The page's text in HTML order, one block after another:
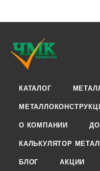
КАТАЛОГ
О КОМПАНИИ
КАЛЬКУЛЯТОР
БЛОГ АКЦИИ